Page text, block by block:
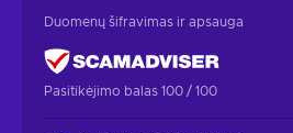
Duomenų šifravimas ir apsauga
Pasitikėjimo balas 100 / 100